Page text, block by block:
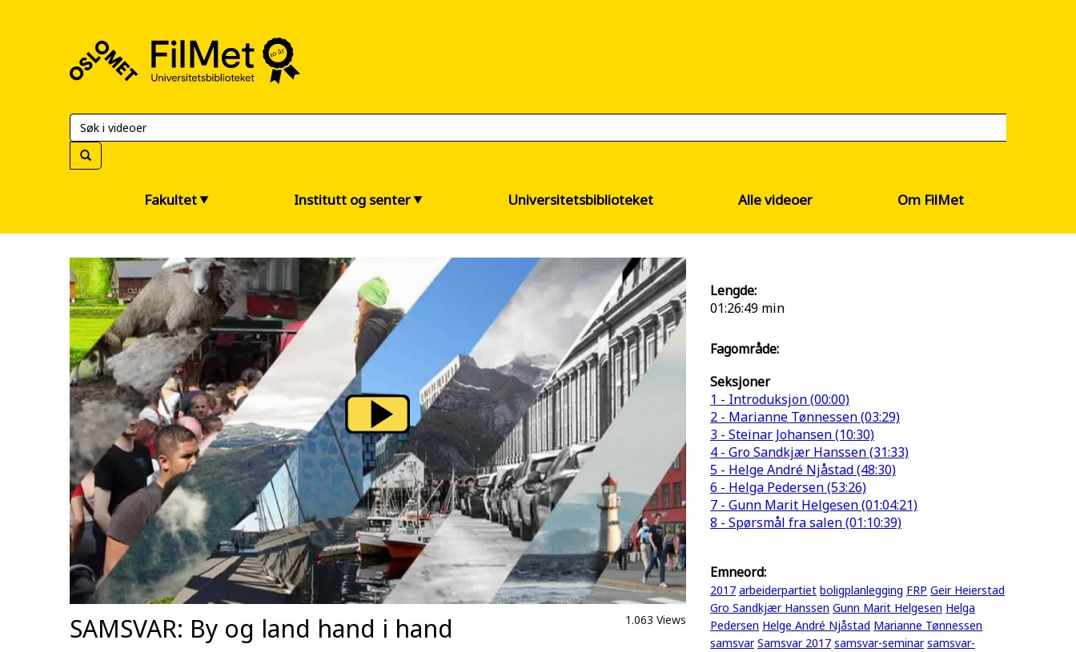
Universitetsbiblioteket
Fakultet Institutt og senter Universitetsbiblioteket Alle videoer Om FilMet
SAMSVAR: By og land hand i hand 1.063 Views
Lengde:
01:26:49 min
Fagområde:
Seksjoner
1 - Introduksjon (00:00)
2 - Marianne Tønnessen (03:29)
3 - Steinar Johansen (10:30)
4 - Gro Sandkjær Hanssen (31:33)
5 - Helge André Njåstad (48:30)
6 - Helga Pedersen (53:26)
7 - Gunn Marit Helgesen (01:04:21)
8 - Spørsmål fra salen (01:10:39)
Emneord:
2017 arbeiderpartiet boligplanlegging FRP Geir Heierstad
Gro Sandkjær Hanssen Gunn Marit Helgesen Helga
Pedersen Helge André Njåstad Marianne Tønnessen
samsvar Samsvar 2017 samsvar-seminar samsvar-